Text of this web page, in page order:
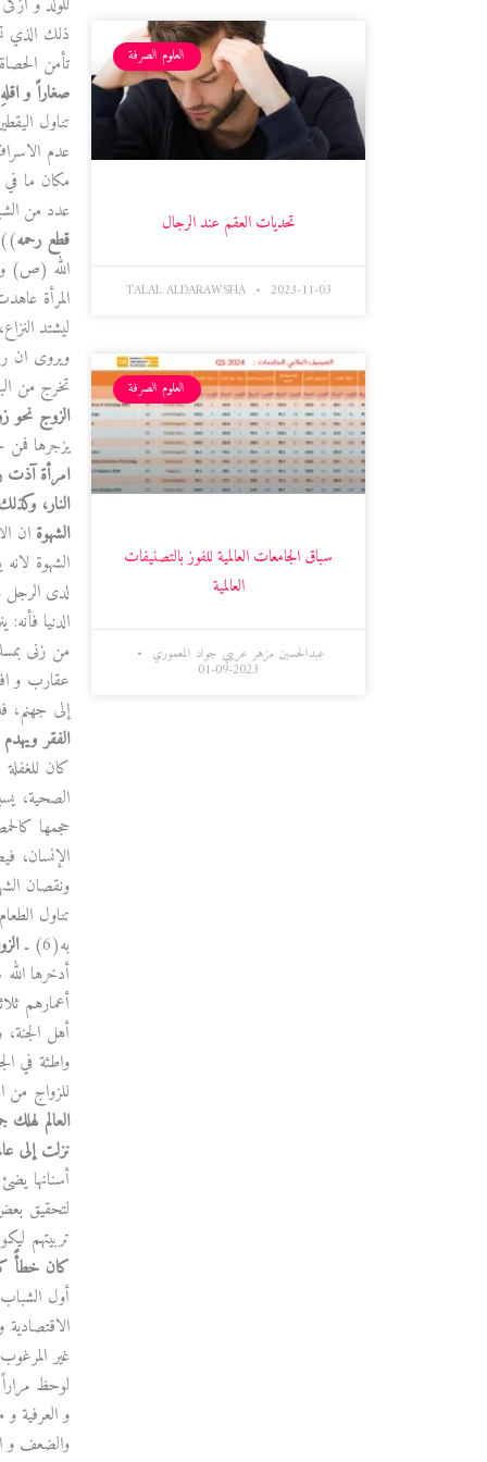
العلوم الصرفة
تحديات العقم عند الرجال
TALAL ALDARAWSHA 2023-11-03
العلوم الصرفة
سباق الجامعات العالمية للفوز بالتصنيفات
العالمية
عبدالحسين مزهر عريبي جواد المعموري
2023-09-01
ذلك الذي
تأمن
صغاراً و
تناول
عدم
مكان ما
عدد من
قطع رحمه
الله (ص)
المرأة
ليشتد
ويروى
تخرج من
الزوج نحو
يزجرها فمن
امرأة آذت
النار،
الشهوة ان
الشهوة
لدى الرجل
الدنيا
من زنى
عقارب و
إلى جهنم،
الفقر
كان
الصحية،
حجمها
الإنسان،
ونقصان
تناول
به(6) ـ
أدخرها
أعمارهم
أهل
واطئة في
للزواج من
العالم
نزلت إلى
أسنانها يضئ
لتحقيق
تربيتهم
كان خطأً
أول
غير
لوحظ
و العرفية
والضعف و